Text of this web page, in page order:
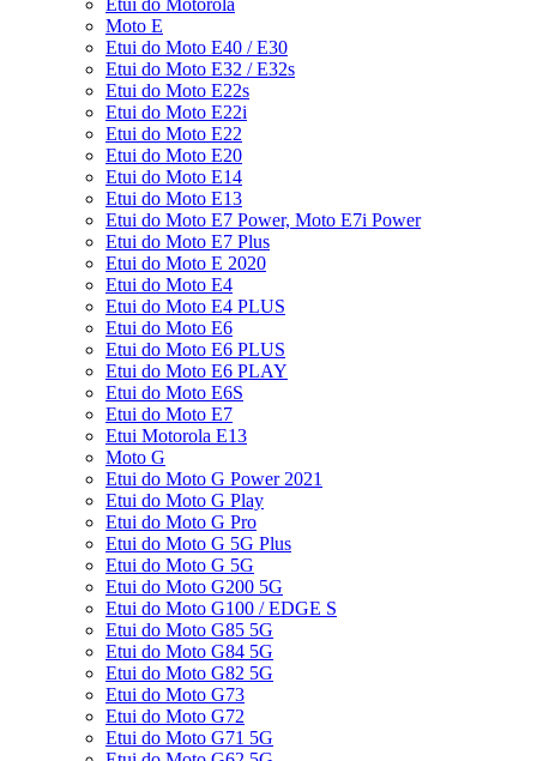
Etui do Motorola
Moto E
Etui do Moto E40 / E30
Etui do Moto E32 / E32s
Etui do Moto E22s
Etui do Moto E22i
Etui do Moto E22
Etui do Moto E20
Etui do Moto E14
Etui do Moto E13
Etui do Moto E7 Power, Moto E7i Power
Etui do Moto E7 Plus
Etui do Moto E 2020
Etui do Moto E4
Etui do Moto E4 PLUS
Etui do Moto E6
Etui do Moto E6 PLUS
Etui do Moto E6 PLAY
Etui do Moto E6S
Etui do Moto E7
Etui Motorola E13
Moto G
Etui do Moto G Power 2021
Etui do Moto G Play
Etui do Moto G Pro
Etui do Moto G 5G Plus
Etui do Moto G 5G
Etui do Moto G200 5G
Etui do Moto G100 / EDGE S
Etui do Moto G85 5G
Etui do Moto G84 5G
Etui do Moto G82 5G
Etui do Moto G73
Etui do Moto G72
Etui do Moto G71 5G